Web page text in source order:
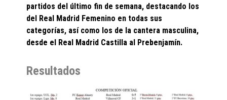
partidos del último fin de semana, destacando los
del Real Madrid Femenino en todas sus
categorías, así como los de la cantera masculina,
desde el Real Madrid Castilla al Prebenjamín.
Resultados